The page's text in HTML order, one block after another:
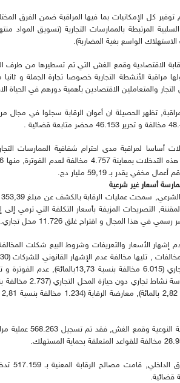
توفير كل الإمكانيات بما فيها المراقبة ضمن الفرق
المرتبطة بالممارسات التجارية (تسويق المواد
الواسع بغية المضاربة).
الاقتصادية وقمع الغش التي تم تسطيرها من طرف
مراقبة الأنشطة التجارية خصوصا تجارة الجملة و ثانيا
التجار والمتعاملين الاقتصادين بأهمية دورهم في الحياة
أساسا لمراقبة مدى احترام شفافية الممارسات
يقدر بـ 59,19 مليار دج.
التصريحات المزيفة بأسعار التكلفة التي ترمي
أما فيما يتعلق